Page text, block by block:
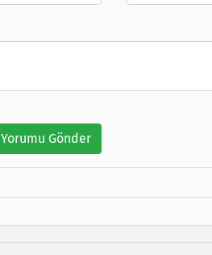
Yorumu Gönder